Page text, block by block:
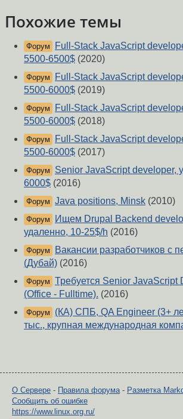
Похожие темы
Форум
Full-Stack JavaScript
5500-6500$ (2020)
Форум
Full-Stack JavaScript
5500-6000$ (2019)
Форум
Full-Stack JavaScript
5500-6000$ (2018)
Форум
Full-Stack JavaScript
5500-6000$ (2017)
Форум
Senior JavaScript developer,
6000$ (2016)
Форум Java positions, Minsk (2010)
Форум
Ищем Drupal Backend
удаленно, 10-25$/h (2016)
Форум
Вакансии разработчиков с
(Дубай) (2016)
Форум Требуется Senior JavaScript
(Office - Fulltime). (2016)
Форум
(КА) СПБ, QA Engineer (3+
тыс., крупная международная
О Сервере - Правила форума- Разметка
Сообщить об ошибке
https://www.linux.org.ru/